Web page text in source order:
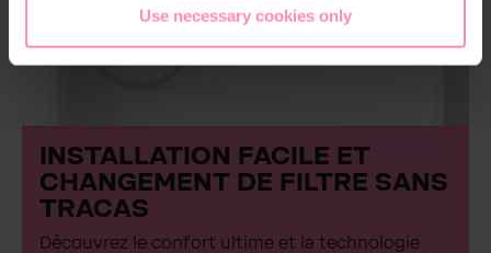
Use necessary cookies only
INSTALLATION FACILE ET
CHANGEMENT DE FILTRE SANS
TRACAS
Découvrez le confort ultime et la technologie